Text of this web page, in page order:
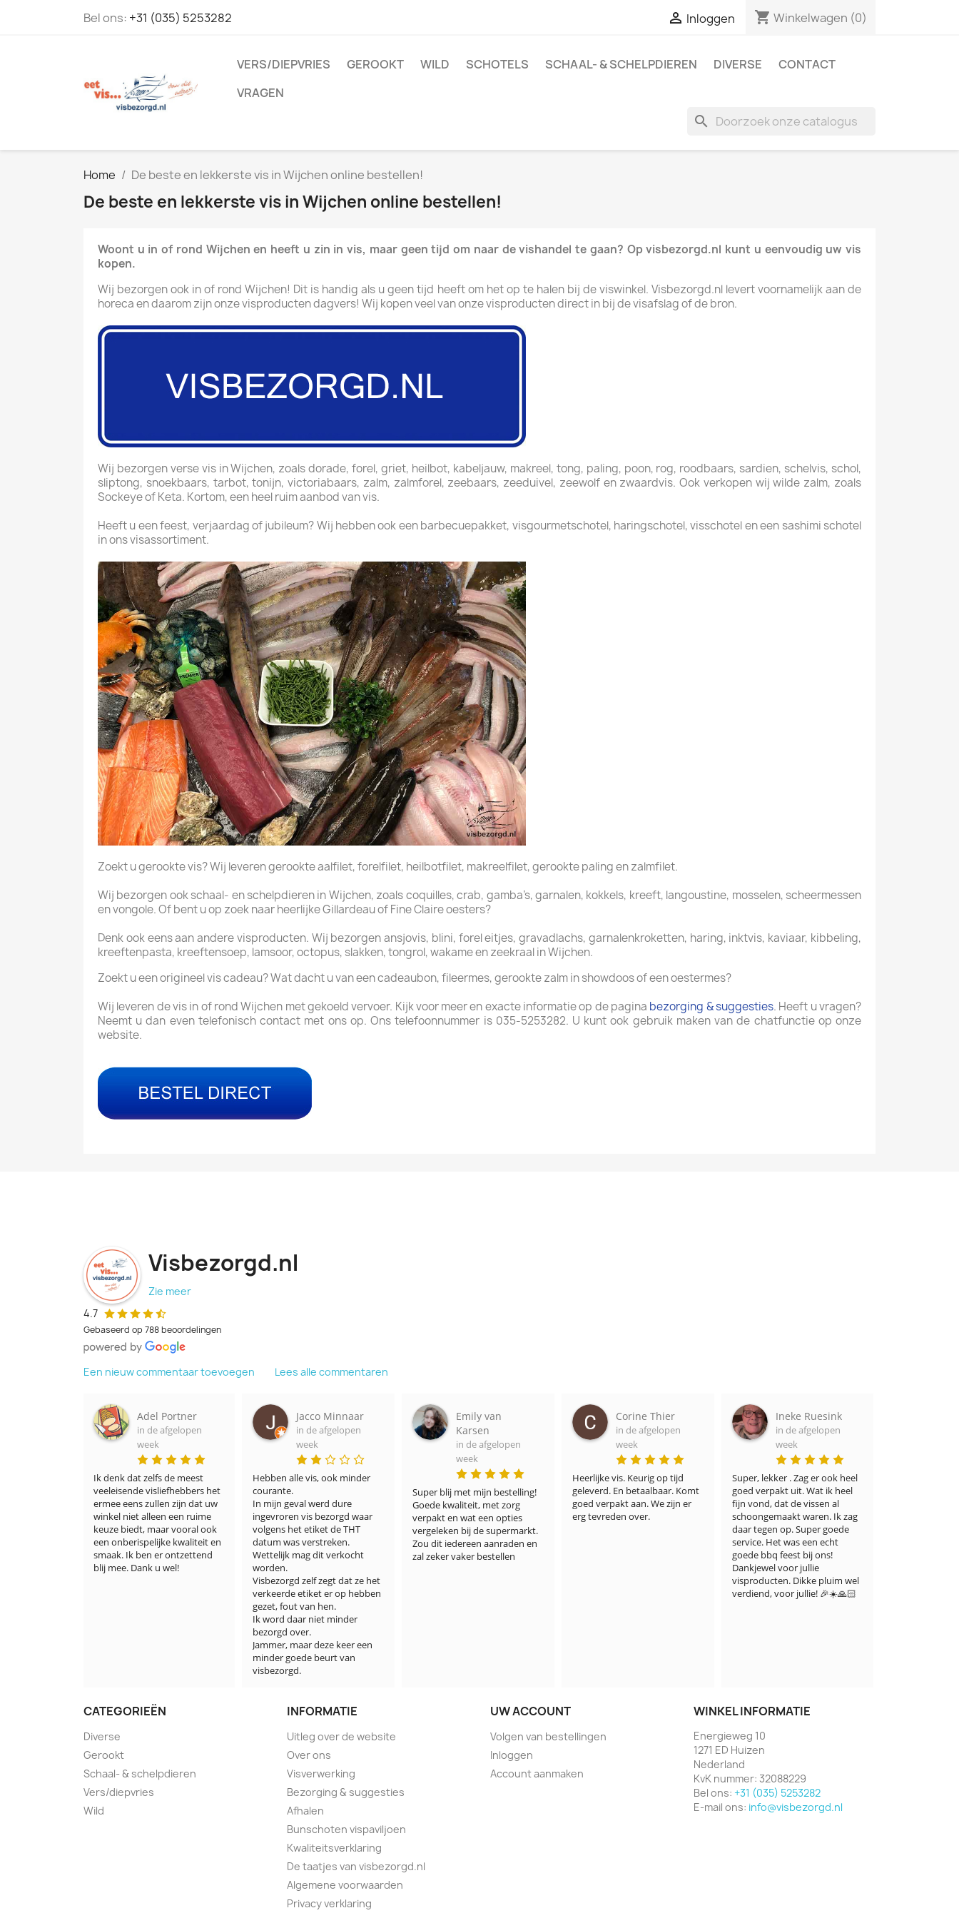
Bel ons: +31 (035) 5253282  Inloggen shopping_cart Winkelwagen (0)
VERS/DIEPVRIES GEROOKT WILD SCHOTELS SCHAAL- & SCHELPDIEREN DIVERSE
CONTACT
VRAGEN
search
Home De beste en lekkerste vis in Wijchen online bestellen!
De beste en lekkerste vis in Wijchen online bestellen!
Woont u in of rond Wijchen en heeft u zin in vis, maar geen tijd om naar de vishandel te gaan? Op visbezorgd.nl kunt u eenvoudig uw vis
kopen.
Wij bezorgen ook in of rond Wijchen! Dit is handig als u geen tijd heeft om het op te halen bij de viswinkel. Visbezorgd.nl levert voornamelijk aan de
horeca en daarom zijn onze visproducten dagvers! Wij kopen veel van onze visproducten direct in bij de visafslag of de bron.
Wij bezorgen verse vis in Wijchen, zoals dorade, forel, griet, heilbot, kabeljauw, makreel, tong, paling, poon, rog, roodbaars, sardien, schelvis, schol,
sliptong, snoekbaars, tarbot, tonijn, victoriabaars, zalm, zalmforel, zeebaars, zeeduivel, zeewolf en zwaardvis. Ook verkopen wij wilde zalm, zoals
Sockeye of Keta. Kortom, een heel ruim aanbod van vis.
Heeft u een feest, verjaardag of jubileum? Wij hebben ook een barbecuepakket, visgourmetschotel, haringschotel, visschotel en een sashimi schotel
in ons visassortiment.
Zoekt u gerookte vis? Wij leveren gerookte aalfilet, forelfilet, heilbotfilet, makreelfilet, gerookte paling en zalmfilet.
Wij bezorgen ook schaal- en schelpdieren in Wijchen, zoals coquilles, crab, gamba’s, garnalen, kokkels, kreeft, langoustine, mosselen, scheermessen
en vongole. Of bent u op zoek naar heerlijke Gillardeau of Fine Claire oesters?
Denk ook eens aan andere visproducten. Wij bezorgen ansjovis, blini, forel eitjes, gravadlachs, garnalenkroketten, haring, inktvis, kaviaar, kibbeling,
kreeftenpasta, kreeftensoep, lamsoor, octopus, slakken, tongrol, wakame en zeekraal in Wijchen.
Zoekt u een origineel vis cadeau? Wat dacht u van een cadeaubon, fileermes, gerookte zalm in showdoos of een oestermes?
Wij leveren de vis in of rond Wijchen met gekoeld vervoer. Kijk voor meer en exacte informatie op de pagina bezorging & suggesties. Heeft u vragen?
Neemt u dan even telefonisch contact met ons op. Ons telefoonnummer is 035-5253282. U kunt ook gebruik maken van de chatfunctie op onze
website.
Visbezorgd.nl
Zie meer
4.7
Gebaseerd op 788 beoordelingen
Een nieuw commentaar toevoegen Lees alle commentaren
Adel Portner
in de afgelopen
week
Ik denk dat zelfs de meest
veeleisende visliefhebbers het
ermee eens zullen zijn dat uw
winkel niet alleen een ruime
keuze biedt, maar vooral ook
een onberispelijke kwaliteit en
smaak. Ik ben er ontzettend
blij mee. Dank u wel!
Jacco Minnaar
in de afgelopen
week
Hebben alle vis, ook minder
courante.
In mijn geval werd dure
ingevroren vis bezorgd waar
volgens het etiket de THT
datum was verstreken.
Wettelijk mag dit verkocht
worden.
Visbezorgd zelf zegt dat ze het
verkeerde etiket er op hebben
gezet, fout van hen.
Ik word daar niet minder
bezorgd over.
Jammer, maar deze keer een
minder goede beurt van
visbezorgd.
Emily van
Karsen
in de afgelopen
week
Super blij met mijn bestelling!
Goede kwaliteit, met zorg
verpakt en wat een opties
vergeleken bij de supermarkt.
Zou dit iedereen aanraden en
zal zeker vaker bestellen
Corine Thier
in de afgelopen
week
Heerlijke vis. Keurig op tijd
geleverd. En betaalbaar. Komt
goed verpakt aan. We zijn er
erg tevreden over.
Ineke Ruesink
in de afgelopen
week
Super, lekker . Zag er ook heel
goed verpakt uit. Wat ik heel
fijn vond, dat de vissen al
schoongemaakt waren. Ik zag
daar tegen op. Super goede
service. Het was een echt
goede bbq feest bij ons!
Dankjewel voor jullie
visproducten. Dikke pluim wel
verdiend, voor jullie! 🎉☀️🙏🏻
CATEGORIEËN
Diverse
Gerookt
Schaal- & schelpdieren
Vers/diepvries
Wild
INFORMATIE
Uitleg over de website
Over ons
Visverwerking
Bezorging & suggesties
Afhalen
Bunschoten vispaviljoen
Kwaliteitsverklaring
De taatjes van visbezorgd.nl
Algemene voorwaarden
Privacy verklaring
UW ACCOUNT
Volgen van bestellingen
Inloggen
Account aanmaken
WINKEL INFORMATIE
Energieweg 10
1271 ED Huizen
Nederland
KvK nummer: 32088229
Bel ons: +31 (035) 5253282
E-mail ons: info@visbezorgd.nl